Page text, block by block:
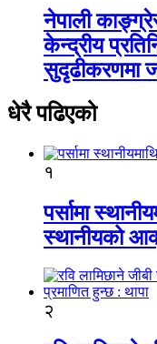
नेपाली
केन्द्रीय
सुदृढीकरणमा
धेरै पढिएको
१
पर्सामा
स्थानीयको
२